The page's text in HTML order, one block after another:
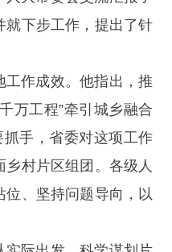
就下步工作，提出了针
作成效。他指出，推
万工程”牵引城乡融合
抓手，省委对这项工作
村片区组团。各级人
位、坚持问题导向，以